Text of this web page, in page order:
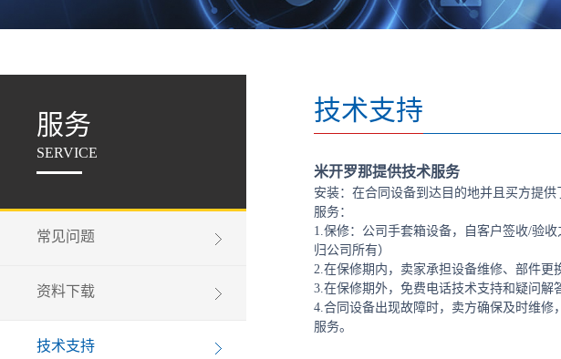
服务
SERVICE
常见问题
资料下载
技术支持
技术支持
米开罗那提供技术服务
安装：在合同设备到达目的地并且买方提
服务：
1.保修：公司手套箱设备，自客户签收/验
归公司所有）
2.在保修期内，卖家承担设备维修、部件更
3.在保修期外，免费电话技术支持和疑问解
4.合同设备出现故障时，卖方确保及时维
服务。